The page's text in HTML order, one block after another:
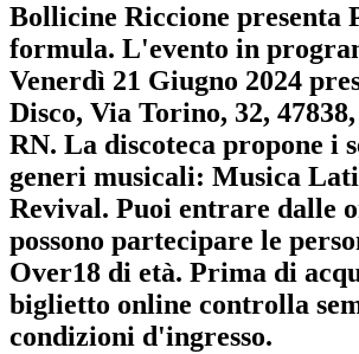
Bollicine Riccione presenta
formula. L'evento in
Venerdì 21 Giugno 2024
Disco, Via Torino, 32,
RN. La discoteca propone i
generi musicali: Musica
Revival. Puoi entrare dalle
possono partecipare le
Over18 di età. Prima di
biglietto online controlla
condizioni d'ingresso.